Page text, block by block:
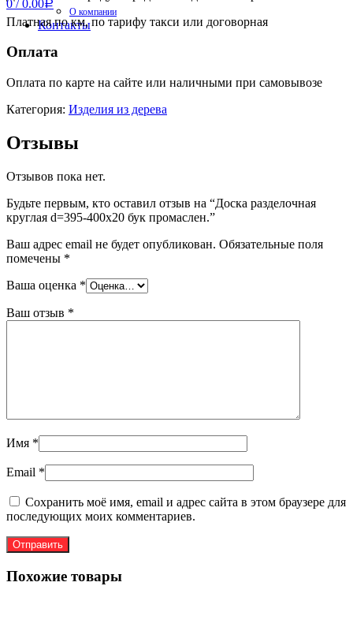
0/ 0.00Р
О компании
Контакты
Платная по км, по тарифу такси или договорная
Оплата
Оплата по карте на сайте или наличными при самовывозе
Категория: Изделия из дерева
Отзывы
Отзывов пока нет.
Будьте первым, кто оставил отзыв на “Доска разделочная
круглая d=395-400х20 бук промаслен.”
Ваш адрес email не будет опубликован. Обязательные поля
помечены *
Ваша оценка *
Ваш отзыв *
Имя *
Email *
Сохранить моё имя, email и адрес сайта в этом браузере для
последующих моих комментариев.
Похожие товары